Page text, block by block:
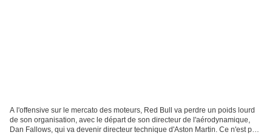
A l'offensive sur le mercato des moteurs, Red Bull va perdre un poids lourd
de son organisation, avec le départ de son directeur de l'aérodynamique,
Dan Fallows, qui va devenir directeur technique d'Aston Martin. Ce n'est pas